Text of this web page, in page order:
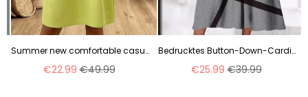
Summer new comfortable casual pocket cotton women's dress m302972
Normaler
€22.99 €49.99
Bedrucktes Button-Down-Cardigan-Kleid mit Taschen m300714
Normaler
€25.99 €39.99